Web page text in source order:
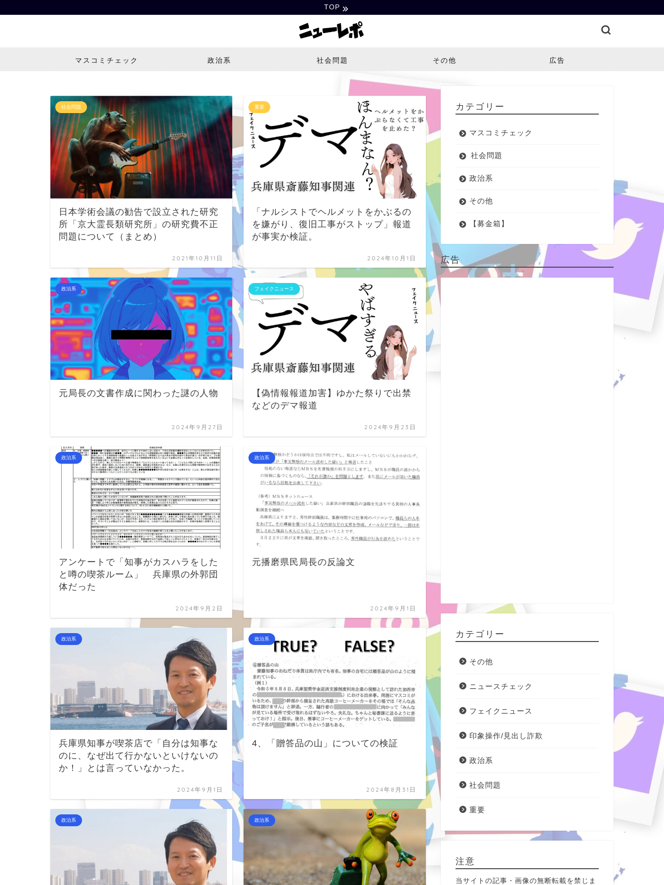
TOP
マスコミチェック 政治系 社会問題 その他 広告
社会問題
日本学術会議の勧告で設立された研究
所「京大霊長類研究所」の研究費不正
問題について（まとめ）
2021年10月11日
重要
「ナルシストでヘルメットをかぶるの
を嫌がり、復旧工事がストップ」報道
が事実か検証。
2024年10月1日
政治系
元局長の文書作成に関わった謎の人物
2024年9月27日
フェイクニュース
【偽情報報道加害】ゆかた祭りで出禁
などのデマ報道
2024年9月23日
政治系
アンケートで「知事がカスハラをした
と噂の喫茶ルーム」 兵庫県の外郭団
体だった
2024年9月2日
政治系
元播磨県民局長の反論文
2024年9月1日
政治系
兵庫県知事が喫茶店で「自分は知事な
のに、なぜ出て行かないといけないの
か！」とは言っていなかった。
2024年9月1日
政治系
4、「贈答品の山」についての検証
2024年8月31日
政治系 政治系
カテゴリー
マスコミチェック
社会問題
政治系
その他
【募金箱】
広告
カテゴリー
その他
ニュースチェック
フェイクニュース
印象操作/見出し詐欺
政治系
社会問題
重要
注意
当サイトの記事・画像の無断転載を禁じま